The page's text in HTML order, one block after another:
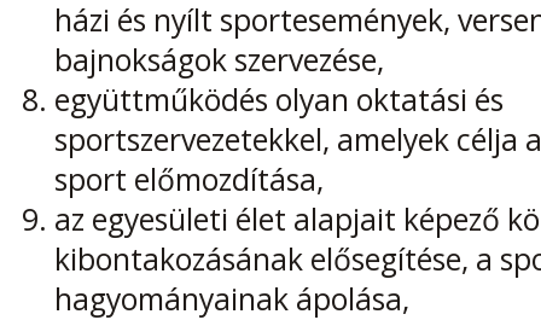
házi és nyílt sportesemények,
bajnokságok szervezése,
együttműködés olyan oktatási és
sportszervezetekkel, amelyek célja
sport előmozdítása,
az egyesületi élet alapjait képező
kibontakozásának elősegítése, a
hagyományainak ápolása,